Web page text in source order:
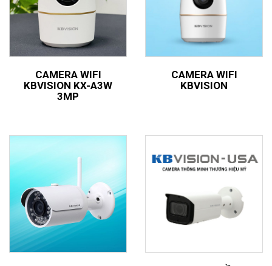
CAMERA WIFI
KBVISION KX-A3W
3MP
CAMERA WIFI
KBVISION